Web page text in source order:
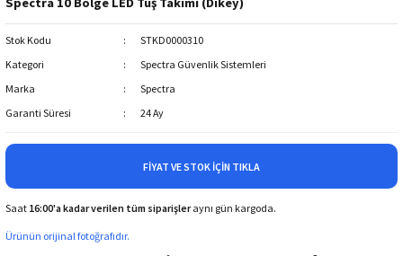
Stok Kodu
STKD0000310
Kategori
Spectra Güvenlik Sistemleri
Marka
Spectra
Garanti Süresi
24 Ay
FIYAT VE STOK İÇIN TIKLA
Saat 16:00'a kadar verilen tüm siparişleraynı gün kargoda.
Ürünün orijinal fotoğrafıdır.